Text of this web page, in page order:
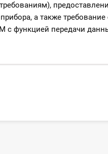
а также
с функцией передачи